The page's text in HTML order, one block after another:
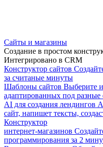
Сайты и магазины
Создание в простом
Интегрировано в CRM
Конструктор сайтов
за считаные минуты
Шаблоны сайтов Выберите
адаптированных под разные
AI для создания лендингов
сайт, напишет тексты,
Конструктор
интернет-магазинов
программирования за 2